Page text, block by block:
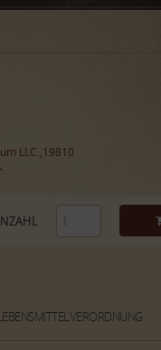
LLC.,19810